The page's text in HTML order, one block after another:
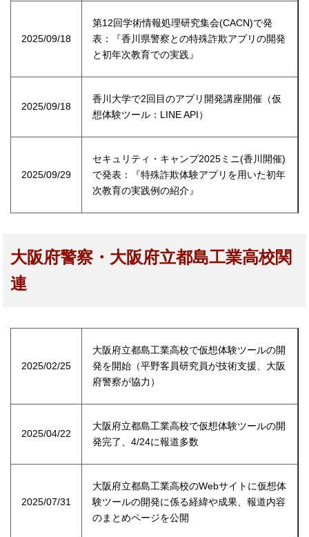
2025/09/18
第12回学術情報処理研究集会(CACN)で発
表：『香川県警察との特殊詐欺アプリの開発
と初年次教育での実践』
2025/09/18
香川大学で2回目のアプリ開発講座開催（仮
想体験ツール：LINE API）
2025/09/29
セキュリティ・キャンプ2025ミニ(香川開催)
で発表：『特殊詐欺体験アプリを用いた初年
次教育の実践例の紹介』
大阪府警察・大阪府立都島工業高校関
連
2025/02/25
大阪府立都島工業高校で仮想体験ツールの開
発を開始（平野客員研究員が技術支援、大阪
府警察が協力）
2025/04/22
大阪府立都島工業高校で仮想体験ツールの開
発完了、4/24に報道多数
2025/07/31
大阪府立都島工業高校のWebサイトに仮想体
験ツールの開発に係る経緯や成果、報道内容
のまとめページを公開